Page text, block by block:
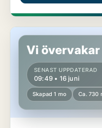
Lager i Stockholms län
Vi
SENAST UPPDATERAD
09:49 • 16 juni
Skapad 1 mo Ca. 730